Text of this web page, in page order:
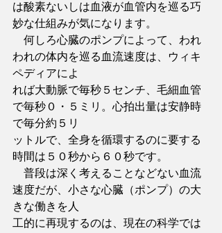
は酸素ないしは血液が血管内を巡る巧
妙な仕組みが気になります。
何しろ心臓のポンプによって、われ
われの体内を巡る血流速度は、ウィキ
ペディアによ
れば大動脈で毎秒５センチ、毛細血管
で毎秒０・５ミリ。心拍出量は安静時
で毎分約５リ
ットルで、全身を循環するのに要する
時間は５０秒から６０秒です。
普段は深く考えることなどない血流
速度だが、小さな心臓（ポンプ）の大
きな働きを人
工的に再現するのは、現在の科学では